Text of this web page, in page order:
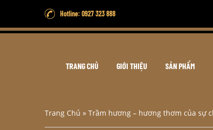
Hotline: 0927 323 888
TRANG CHỦ GIỚI THIỆU SẢN PHẨM
Trang Chủ » Trầm hương – hương thơm của sự